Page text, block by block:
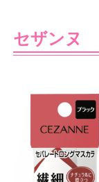
セザンヌ